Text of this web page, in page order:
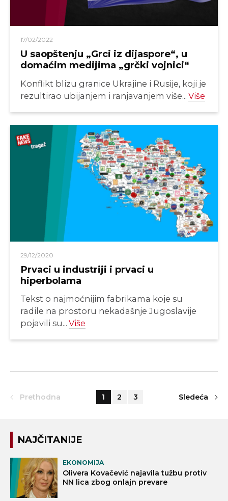
17/02/2022
U saopštenju „Grci iz dijaspore“, u
domaćim medijima „grčki vojnici“
Konflikt blizu granice Ukrajine i Rusije, koji je
rezultirao ubijanjem i ranjavanjem više... Više
29/12/2020
Prvaci u industriji i prvaci u
hiperbolama
Tekst o najmoćnijim fabrikama koje su
radile na prostoru nekadašnje Jugoslavije
pojavili su... Više
Prethodna 1 2 3 Sledeća
NAJČITANIJE
EKONOMIJA
Olivera Kovačević najavila tužbu protiv
NN lica zbog onlajn prevare